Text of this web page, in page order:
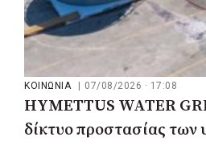
ΚΟΙΝΩΝΙΑ | 07/08/2026 · 17:08
HYMETTUS WATER
δίκτυο προστασίας των